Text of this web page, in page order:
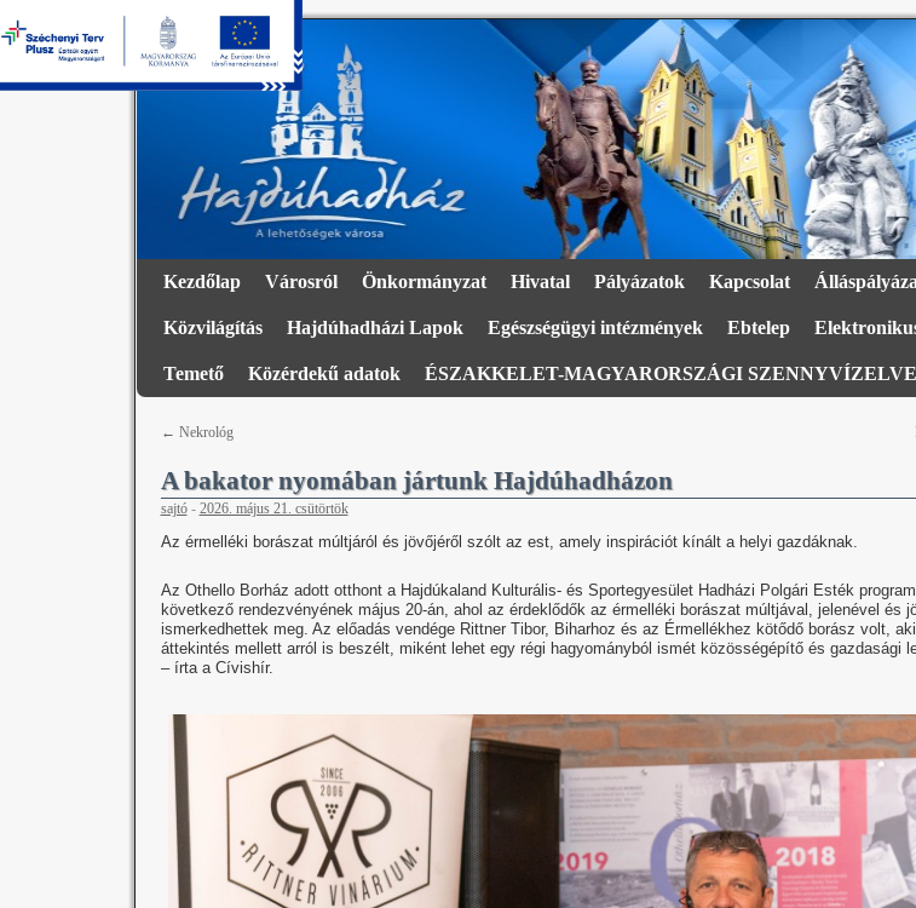
Kezdőlap Városról Önkormányzat Hivatal Pályázatok Kapcsolat
Közvilágítás Hajdúhadházi Lapok Egészségügyi intézmények Ebtelep
Temető Közérdekű adatok ÉSZAKKELET-MAGYARORSZÁGI
← Nekrológ
A bakator nyomában jártunk Hajdúhadházon
sajtó- 2026. május 21. csütörtök
Az érmelléki borászat múltjáról és jövőjéről szólt az est, amely inspirációt kínált a helyi gazdáknak.
Az Othello Borház adott otthont a Hajdúkaland Kulturális- és Sportegyesület Hadházi Polgári Esték
következő rendezvényének május 20-án, ahol az érdeklődők az érmelléki borászat múltjával, jelenével és
ismerkedhettek meg. Az előadás vendége Rittner Tibor, Biharhoz és az Érmellékhez kötődő borász volt,
áttekintés mellett arról is beszélt, miként lehet egy régi hagyományból ismét közösségépítő és gazdasági
– írta a Cívishír.